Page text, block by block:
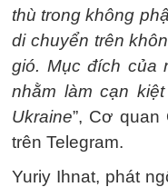
thù trong không
di chuyển trên
gió. Mục đích của
nhằm làm cạn
Ukraine”, Cơ
trên Telegram.
Yuriy Ihnat, phát